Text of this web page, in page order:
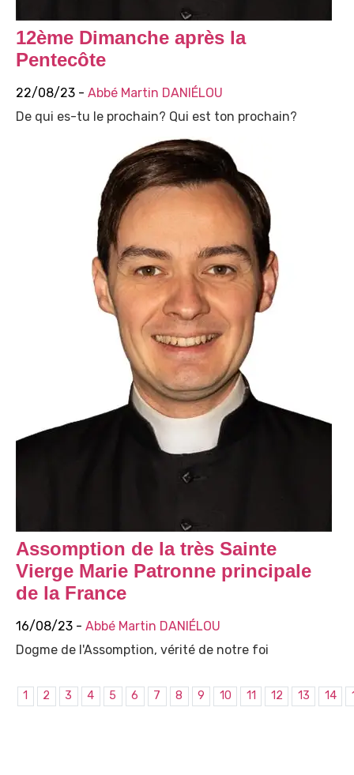
12ème Dimanche après la
Pentecôte
22/08/23 - Abbé Martin DANIÉLOU
De qui es-tu le prochain? Qui est ton prochain?
Assomption de la très Sainte
Vierge Marie Patronne principale
de la France
16/08/23 - Abbé Martin DANIÉLOU
Dogme de l'Assomption, vérité de notre foi
1 2 3 4 5 6 7 8 9 10 11 12 13 14